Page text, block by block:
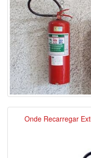
Onde Recarregar